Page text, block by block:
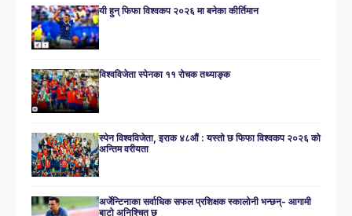
यी हुन् फिफा विश्वकप २०२६ मा बनेका कीर्तिमान
विश्वविजेता स्पेनका ११ रोचक तथ्याङ्क
स्पेन विश्वविजेता, इराक ४८औं : यस्तो छ फिफा विश्वकप २०२६ को
अन्तिम वरीयता
अर्जेन्टिनाका सर्वाधिक सफल प्रशिक्षक स्कालोनी भन्छन्- आगामी
बाटो अनिश्चित छ